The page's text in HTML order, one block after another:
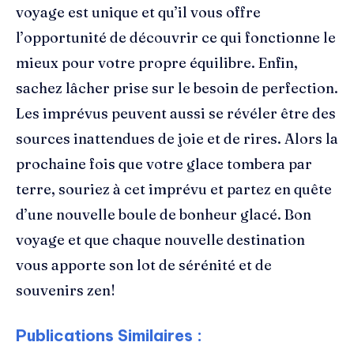
voyage est unique et qu’il vous offre
l’opportunité de découvrir ce qui fonctionne le
mieux pour votre propre équilibre. Enfin,
sachez lâcher prise sur le besoin de perfection.
Les imprévus peuvent aussi se révéler être des
sources inattendues de joie et de rires. Alors la
prochaine fois que votre glace tombera par
terre, souriez à cet imprévu et partez en quête
d’une nouvelle boule de bonheur glacé. Bon
voyage et que chaque nouvelle destination
vous apporte son lot de sérénité et de
souvenirs zen!
Publications Similaires :